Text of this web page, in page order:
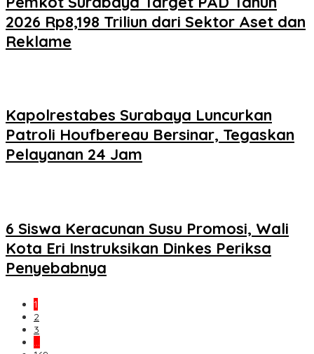
2026 Rp8,198 Triliun dari Sektor Aset dan
Reklame
Kapolrestabes Surabaya Luncurkan
Patroli Houfbereau Bersinar, Tegaskan
Pelayanan 24 Jam
6 Siswa Keracunan Susu Promosi, Wali
Kota Eri Instruksikan Dinkes Periksa
Penyebabnya
1
2
3
…